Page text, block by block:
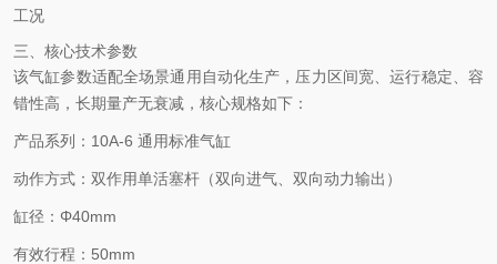
工况
三、核心技术参数
该气缸参数适配全场景通用自动化生产，压力区间宽、运行稳定、容
错性高，长期量产无衰减，核心规格如下：
产品系列：10A-6 通用标准气缸
动作方式：双作用单活塞杆（双向进气、双向动力输出）
缸径：Φ40mm
有效行程：50mm